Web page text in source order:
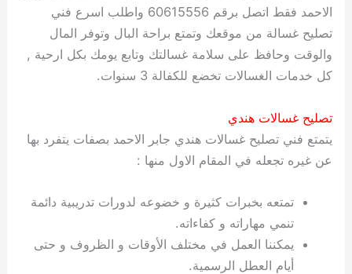
الاحمد فقط اتصل برقم 60615556 واطلب اسرع فني
تصليح غسالة من موقعك وتمتع براحة البال وتوفر المال
والوقت وحافظ على سلامة غسالتك وتابع يومك بكل ارحية ,
كل خدمات الغسالات تخضع للكفالة 3 سنوات.
تصليح غسالات هندي
يتمتع فني تصليح غسالات هندي جابر الاحمد بصفات يتفرد بها
عن غيره تجعله في المقام الاول منها :
تمتعه بخبرات كثيرة و خضوعه لدورات تدريبية دائمة
تنمي مهاراته و كفاءاته.
يمكننا العمل في مختلف الأوقات و الظروف و حتى
أيام العطل الرسمية.